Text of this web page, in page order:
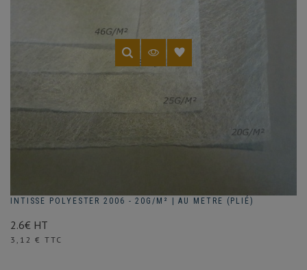
INTISSE POLYESTER 2006 - 20G/M² | AU METRE (PLIÉ)
2.6€ HT
Prix
3,12 € TTC